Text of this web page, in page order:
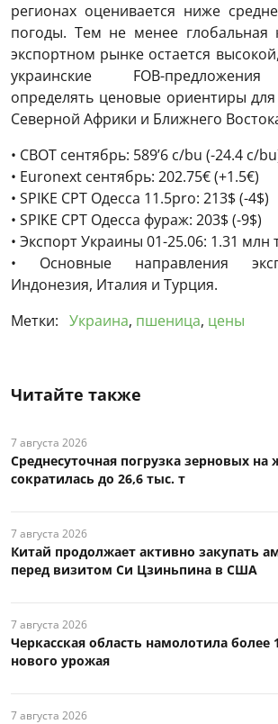
регионах оценивается ниже
погоды. Тем не менее глобальная
экспортном рынке остается
украинские FOB-
определять ценовые ориентиры для
Северной Африки и Ближнего
• CBOT сентябрь: 589’6 c/bu (-24.4 c/
• Euronext сентябрь: 202.75€ (+1.5€)
• SPIKE CPT Одесса 11.5pro: 213$ (-4$)
• SPIKE CPT Одесса фураж: 203$ (-9$)
• Экспорт Украины 01-25.06: 1.31 млн
• Основные направления
Индонезия, Италия и Турция.
Метки: Украина, пшеница, цены
Читайте также
7 августа 2026
Среднесуточная погрузка зерновых на
сократилась до 26,6 тыс. т
7 августа 2026
Китай продолжает активно закупать
перед визитом Си Цзиньпина в США
7 августа 2026
Черкасская область намолотила более
нового урожая
7 августа 2026